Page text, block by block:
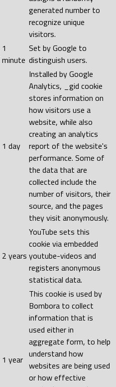
generated number to
recognize unique
visitors.
1
minute
Set by Google to
distinguish users.
1 day
Installed by Google
Analytics, _gid cookie
stores information on
how visitors use a
website, while also
creating an analytics
report of the website's
performance. Some of
the data that are
collected include the
number of visitors, their
source, and the pages
they visit anonymously.
2 years
YouTube sets this
cookie via embedded
youtube-videos and
registers anonymous
statistical data.
1 year
This cookie is used by
Bombora to collect
information that is
used either in
aggregate form, to help
understand how
websites are being used
or how effective